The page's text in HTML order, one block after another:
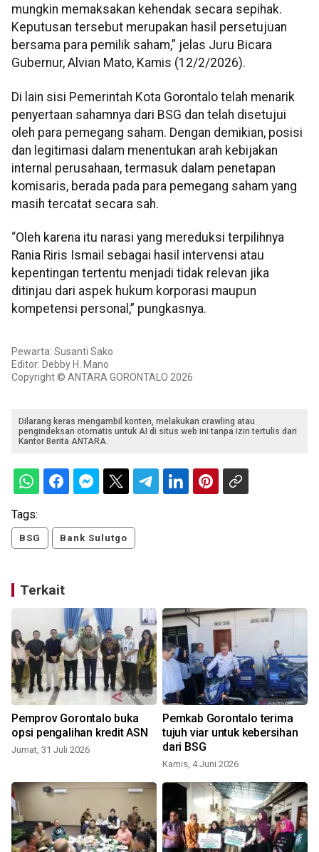
mungkin memaksakan kehendak secara sepihak.
Keputusan tersebut merupakan hasil persetujuan
bersama para pemilik saham,” jelas Juru Bicara
Gubernur, Alvian Mato, Kamis (12/2/2026).
Di lain sisi Pemerintah Kota Gorontalo telah menarik
penyertaan sahamnya dari BSG dan telah disetujui
oleh para pemegang saham. Dengan demikian, posisi
dan legitimasi dalam menentukan arah kebijakan
internal perusahaan, termasuk dalam penetapan
komisaris, berada pada para pemegang saham yang
masih tercatat secara sah.
“Oleh karena itu narasi yang mereduksi terpilihnya
Rania Riris Ismail sebagai hasil intervensi atau
kepentingan tertentu menjadi tidak relevan jika
ditinjau dari aspek hukum korporasi maupun
kompetensi personal,” pungkasnya.
Pewarta: Susanti Sako
Editor: Debby H. Mano
Copyright © ANTARA GORONTALO 2026
Dilarang keras mengambil konten, melakukan crawling atau
pengindeksan otomatis untuk AI di situs web ini tanpa izin tertulis dari
Kantor Berita ANTARA.
Tags:
BSG Bank Sulutgo
Terkait
Pemprov Gorontalo buka
opsi pengalihan kredit ASN
Jumat, 31 Juli 2026
Pemkab Gorontalo terima
tujuh viar untuk kebersihan
dari BSG
Kamis, 4 Juni 2026